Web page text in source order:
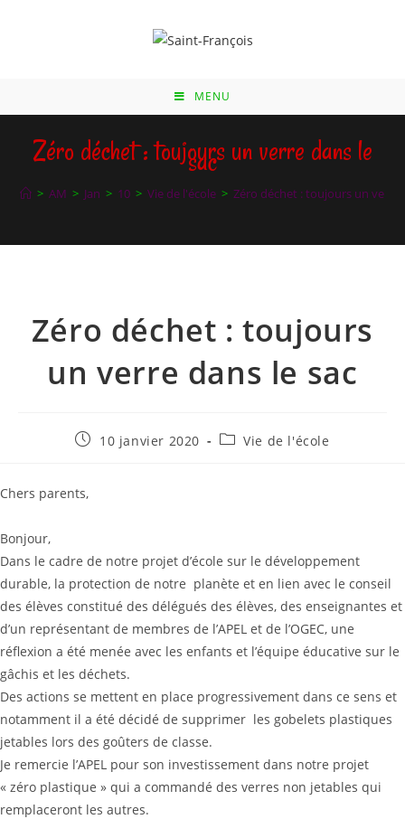
MENU
Zéro déchet : toujours un verre dans le
sac
> AM > Jan > 10 > Vie de l'école > Zéro déchet : toujours un verre
Zéro déchet : toujours
un verre dans le sac
Publication
10 janvier 2020
PostVie de l'école
Chers parents,
Bonjour,
Dans le cadre de notre projet d’école sur le développement
durable, la protection de notre planète et en lien avec le conseil
des élèves constitué des délégués des élèves, des enseignantes et
d’un représentant de membres de l’APEL et de l’OGEC, une
réflexion a été menée avec les enfants et l’équipe éducative sur le
gâchis et les déchets.
Des actions se mettent en place progressivement dans ce sens et
notamment il a été décidé de supprimer les gobelets plastiques
jetables lors des goûters de classe.
Je remercie l’APEL pour son investissement dans notre projet
« zéro plastique » qui a commandé des verres non jetables qui
remplaceront les autres.